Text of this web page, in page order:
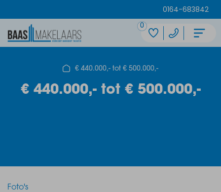
0164-683842
0
€ 440.000,- tot € 500.000,-
€ 440.000,- tot € 500.000,-
Foto's